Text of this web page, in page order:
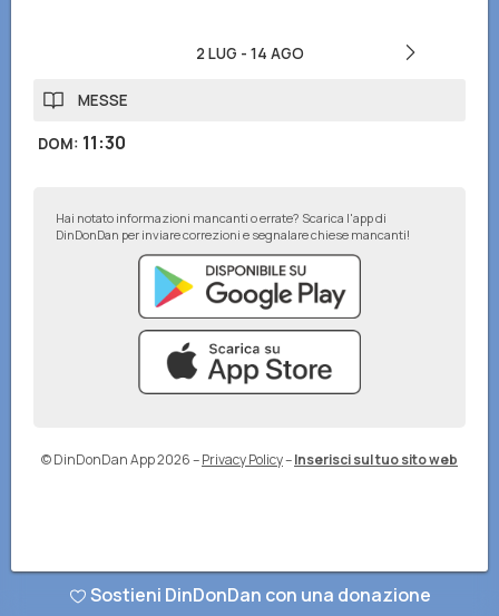
2 LUG - 14 AGO
MESSE
DOM: 11:30
Hai notato informazioni mancanti o errate? Scarica l'app di
DinDonDan per inviare correzioni e segnalare chiese mancanti!
© DinDonDan App 2026–Privacy Policy–Inserisci sul tuo sito web
Sostieni DinDonDan con una donazione